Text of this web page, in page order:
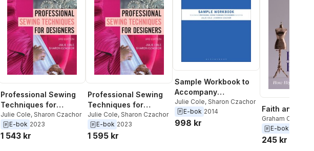
Professional Sewing
Techniques for
Designers
Julie Cole, Sharon Czachor
E-bok 2023
1 543 kr
Professional Sewing
Techniques for
Designers
Julie Cole, Sharon Czachor
E-bok 2023
1 595 kr
Sample Workbook to
Accompany
Professional Sewing
Techniques for
Designers
Julie Cole, Sharon Czachor
E-bok 2014
998 kr
Faith and
Graham Cole
E-bok
245 kr